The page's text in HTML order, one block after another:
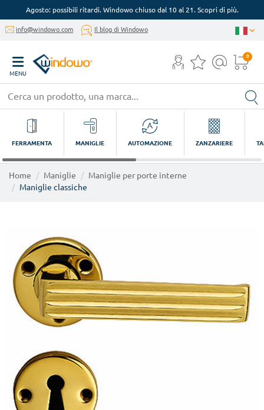
Agosto: possibili ritardi. Windowo chiuso dal 10 al 21. Scopri di più.
info@windowo.com Il blog di Windowo
MENU
0
FERRAMENTA MANIGLIE AUTOMAZIONE ZANZARIERE
Home Maniglie
Maniglie per porte interne
Maniglie classiche